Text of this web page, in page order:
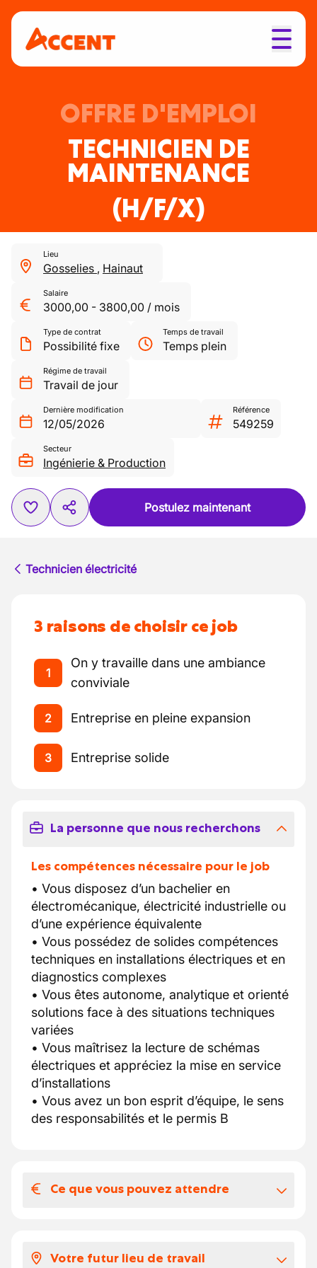
OFFRE D'EMPLOI
TECHNICIEN DE
MAINTENANCE
(H/F/X)
Lieu
Gosselies , Hainaut
Salaire
3000,00 - 3800,00 / mois
Type de contrat
Possibilité fixe
Temps de travail
Temps plein
Régime de travail
Travail de jour
Dernière modification
12/05/2026
Référence
549259
Secteur
Ingénierie & Production
Postulez maintenant
Technicien électricité
3 raisons de choisir ce job
1
On y travaille dans une ambiance
conviviale
2 Entreprise en pleine expansion
3 Entreprise solide
La personne que nous recherchons
Les compétences nécessaire pour le job
• Vous disposez d’un bachelier en
électromécanique, électricité industrielle ou
d’une expérience équivalente
• Vous possédez de solides compétences
techniques en installations électriques et en
diagnostics complexes
• Vous êtes autonome, analytique et orienté
solutions face à des situations techniques
variées
• Vous maîtrisez la lecture de schémas
électriques et appréciez la mise en service
d’installations
• Vous avez un bon esprit d’équipe, le sens
des responsabilités et le permis B
Ce que vous pouvez attendre
Accent vous propose une période d'essai en
Votre futur lieu de travail